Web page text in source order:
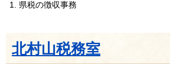
県税の徴収事務
北村山税務室